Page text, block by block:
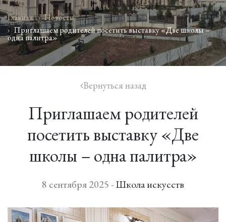
Главная
Новости
Приглашаем родителей посетить выставку «Две школы –
одна палитра»
icon
Вернуться назад
Приглашаем родителей
посетить выставку «Две
школы – одна палитра»
8 сентября 2025 -Школа искусств